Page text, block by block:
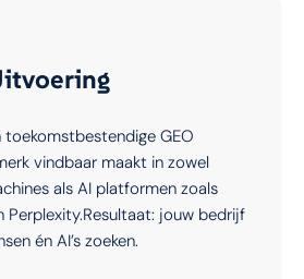
toekomstbestendige GEO
vindbaar maakt in zowel
als AI platformen zoals
Perplexity.Resultaat: jouw bedrijf
én AI’s zoeken.